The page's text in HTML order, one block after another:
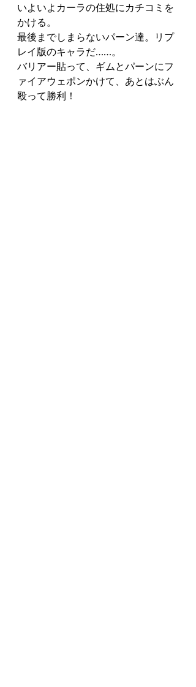
いよいよカーラの住処にカチコミを
かける。
最後までしまらないパーン達。リプ
レイ版のキャラだ……。
バリアー貼って、ギムとパーンにフ
ァイアウェポンかけて、あとはぶん
殴って勝利！